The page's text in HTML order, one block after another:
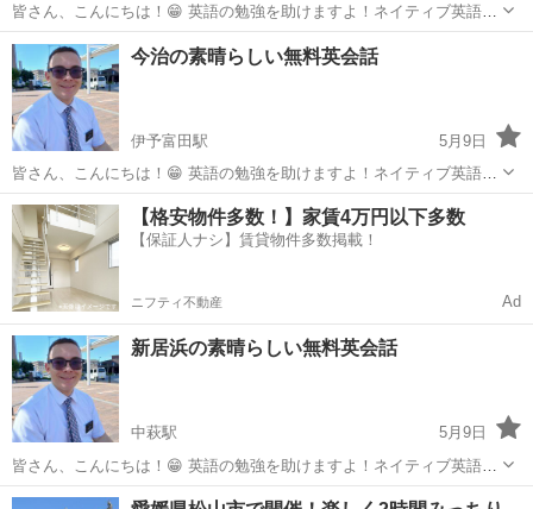
皆さん、こんにちは！😁 英語の勉強を助けますよ！ネイティブ英語の
先生が二人います。富田公民館で毎週の木曜日の14時から15時まであ
ります。無料ですよ。楽しい時間が過ごせます。会うのが楽しみで
す。来てみてください！😊
愛媛 今治市 伊予富田駅 英会話 無料
今治の素晴らしい無料英会話
伊予富田駅
5月9日
皆さん、こんにちは！😁 英語の勉強を助けますよ！ネイティブ英語の
先生が二人います。今治市の鳥生公民館で毎週の木曜日の18時30分か
ら19時30分まであります。無料ですよ。楽しい時間が過ごせます。会
うのが楽しみです。来てみてく...
愛媛 今治市 伊予富田駅 英会話 無料
【格安物件多数！】家賃4万円以下多数
【保証人ナシ】賃貸物件多数掲載！
ニフティ不動産 Ad
新居浜の素晴らしい無料英会話
中萩駅
5月9日
皆さん、こんにちは！😁 英語の勉強を助けますよ！ネイティブ英語の
先生が二人います。そして、英語がとても上手な日本人もいます。新
愛媛 新居浜市 中萩駅 英会話 無料